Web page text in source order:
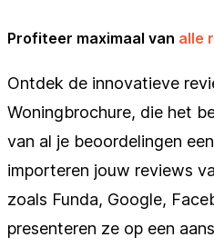
Profiteer maximaal van alle
Ontdek de innovatieve
Woningbrochure, die het
van al je beoordelingen
importeren jouw reviews
zoals Funda, Google,
presenteren ze op een